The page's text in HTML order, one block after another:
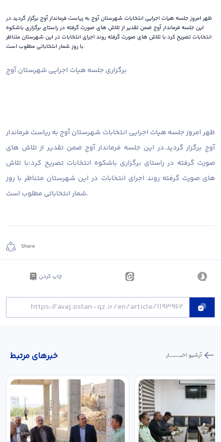
ظهر امروز جلسه هیات اجرایی انتخابات شهرستان آوج به ریاست فرماندار آوج برگزار گردید.در
این جلسه فرماندار آوج ضمن تقدیر از تلاش های صورت گرفته در راستای برگزاری باشکوه
انتخابات تصریح کرد:با تلاش های صورت گرفته روند اجرای انتخابات در این شهرستان متناظر
با روز شمار انتخاباتی مطلوب است.
برگزاری جلسه هیات اجرایی شهرستان آوج
ظهر امروز جلسه هیات اجرایی انتخابات شهرستان آوج به ریاست فرماندار
آوج برگزار گردید.در این جلسه فرماندار آوج ضمن تقدیر از تلاش های
صورت گرفته در راستای برگزاری باشکوه انتخابات تصریح کرد:با تلاش
های صورت گرفته روند اجرای انتخابات در این شهرستان متناظر با روز
شمار انتخاباتی مطلوب است.
Share
چاپ کردن
خبر‌های مرتبط آرشیو اخبـــــــــــار